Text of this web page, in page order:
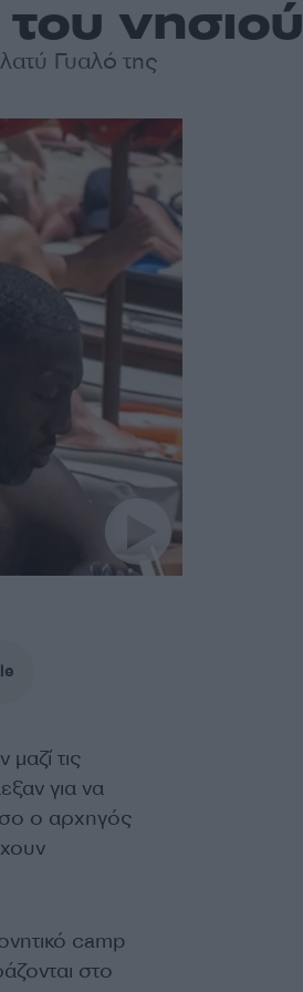
νησιού
Γυαλό της
τις
για να
ο αρχηγός
camp
στο